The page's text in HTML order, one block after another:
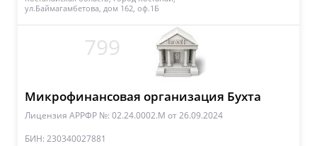
ул.Баймагамбетова, дом 162, оф.1Б
799
Микрофинансовая организация Бухта
Лицензия АРРФР №: 02.24.0002.M от 26.09.2024
БИН: 230340027881